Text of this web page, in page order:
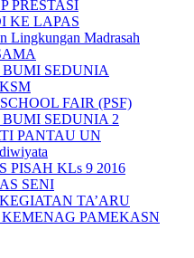
PRESTASI
KE LAPAS
Lingkungan Madrasah
SEDUNIA
FAIR (PSF)
SEDUNIA 2
PANTAU UN
PISAH KLs 9 2016
SENI
TA’ARU
PAMEKASN